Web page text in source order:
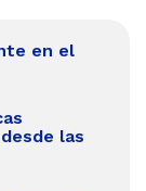
en el
las